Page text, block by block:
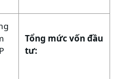
Tổng mức vốn đầu
tư: